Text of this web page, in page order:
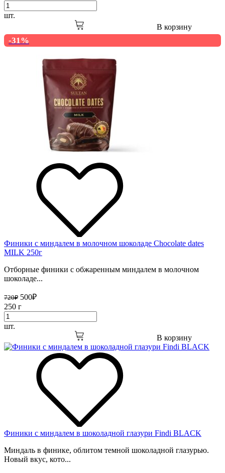
шт.
В корзину
-31%
Финики с миндалем в молочном шоколаде Chocolate dates
MILK 250г
Отборные финики с обжаренным миндалем в молочном
шоколаде...
720₽ 500₽
250 г
шт.
В корзину
Финики с миндалем в шоколадной глазури Findi BLACK
Миндаль в финике, облитом темной шоколадной глазурью.
Новый вкус, кото...